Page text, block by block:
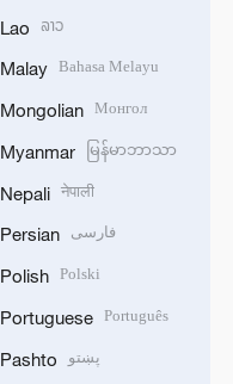
Lao ລາວ
Malay Bahasa Melayu
Mongolian Монгол
Myanmar မြန်မာဘာသာ
Nepali नेपाली
Persian فارسی
Polish Polski
Portuguese Português
Pashto پښتو